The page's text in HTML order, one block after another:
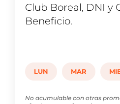
Club Boreal, DNI y
Beneficio.
LUN MAR
No acumulable con otras